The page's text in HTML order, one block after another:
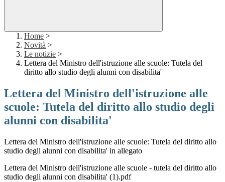
Home >
Novità >
Le notizie >
Lettera del Ministro dell'istruzione alle scuole: Tutela del
diritto allo studio degli alunni con disabilita'
Lettera del Ministro dell'istruzione alle
scuole: Tutela del diritto allo studio degli
alunni con disabilita'
Lettera del Ministro dell'istruzione alle scuole: Tutela del diritto allo
studio degli alunni con disabilita' in allegato
Lettera del Ministro dell'istruzione alle scuole - tutela del diritto allo
studio degli alunni con disabilita' (1).pdf